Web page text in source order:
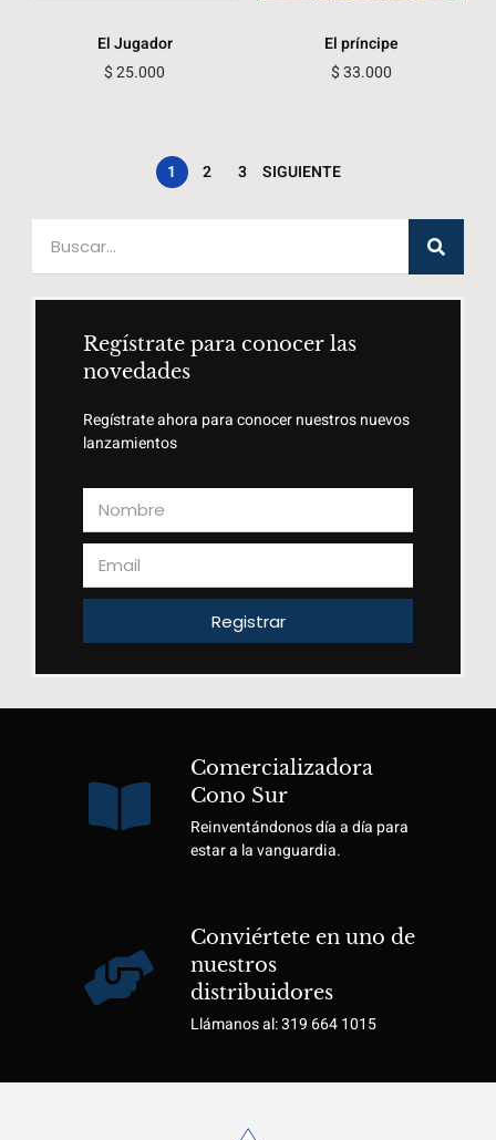
El Jugador
$25.000
El príncipe
$33.000
1 2 3 SIGUIENTE
Regístrate para conocer las
novedades
Regístrate ahora para conocer nuestros nuevos
lanzamientos
Registrar
Comercializadora
Cono Sur
Reinventándonos día a día para
estar a la vanguardia.
Conviértete en uno de
nuestros
distribuidores
Llámanos al: 319 664 1015